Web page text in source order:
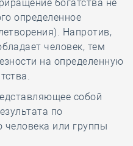
богатства не
определенное
Напротив,
человек, тем
на определенную
собой
по
человека или группы